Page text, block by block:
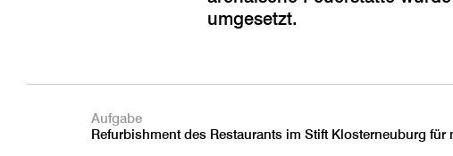
umgesetzt.
Aufgabe
Refurbishment des Restaurants im Stift Klosterneuburg für